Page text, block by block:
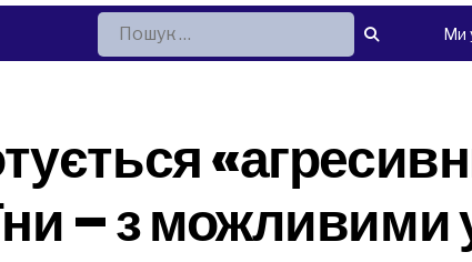
Пошук: Ми
– з